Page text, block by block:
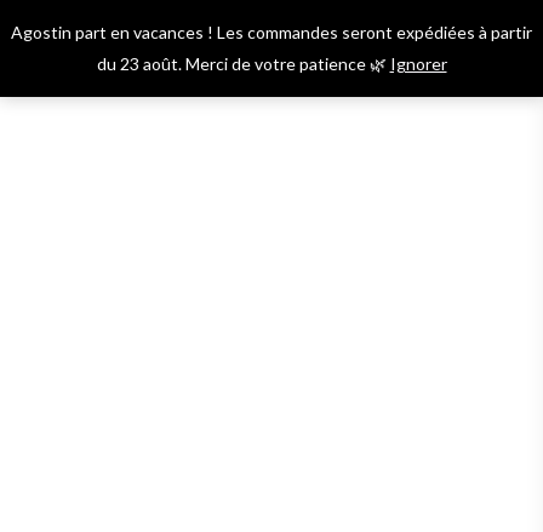
Agostin part en vacances ! Les commandes seront expédiées à partir
du 23 août. Merci de votre patience 🌿 Ignorer
to
account Menu